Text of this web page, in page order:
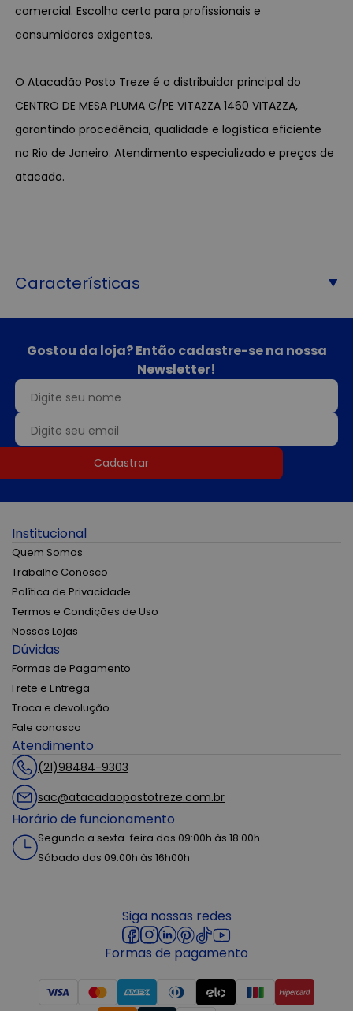
comercial. Escolha certa para profissionais e
consumidores exigentes.
O Atacadão Posto Treze é o distribuidor principal do
CENTRO DE MESA PLUMA C/PE VITAZZA 1460 VITAZZA,
garantindo procedência, qualidade e logística eficiente
no Rio de Janeiro. Atendimento especializado e preços de
atacado.
Características
Gostou da loja? Então cadastre-se na nossa
Newsletter!
Cadastrar
Institucional
Quem Somos
Trabalhe Conosco
Política de Privacidade
Termos e Condições de Uso
Nossas Lojas
Dúvidas
Formas de Pagamento
Frete e Entrega
Troca e devolução
Fale conosco
Atendimento
(21)98484-9303
sac@atacadaopostotreze.com.br
Horário de funcionamento
Segunda a sexta-feira das 09:00h às 18:00h
Sábado das 09:00h às 16h00h
Siga nossas redes
Formas de pagamento